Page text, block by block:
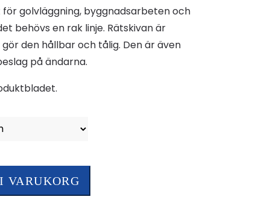
golvläggning, byggnadsarbeten och
behövs en rak linje. Rätskivan är
den hållbar och tålig. Den är även
på ändarna.